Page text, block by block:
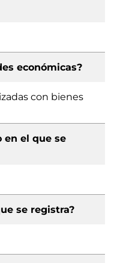
económicas?
con bienes
en el que se
se registra?